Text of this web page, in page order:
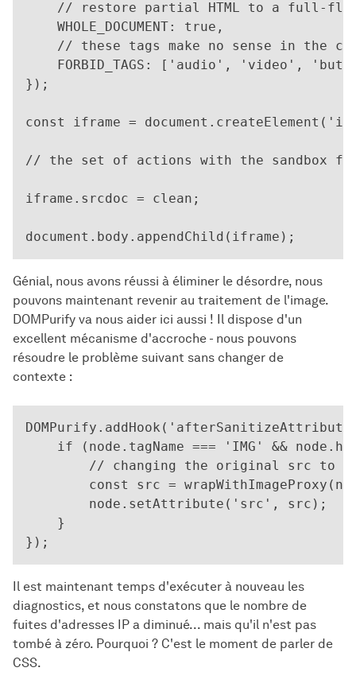
// restore partial HTML to a full-
    WHOLE_DOCUMENT: true,
// these tags make no sense in the
FORBID_TAGS: ['audio', 'video',
});
const iframe =
// the set of actions with the sandbox
iframe.srcdoc = clean;
Génial, nous avons réussi à éliminer le désordre, nous
pouvons maintenant revenir au traitement de l'image.
DOMPurify va nous aider ici aussi ! Il dispose d'un
excellent mécanisme d'accroche - nous pouvons
résoudre le problème suivant sans changer de
contexte :
if (node.tagName === 'IMG' &&
// changing the original src to
const src =
        node.setAttribute('src', src);
    }
Il est maintenant temps d'exécuter à nouveau les
diagnostics, et nous constatons que le nombre de
fuites d'adresses IP a diminué... mais qu'il n'est pas
tombé à zéro. Pourquoi ? C'est le moment de parler de
CSS.